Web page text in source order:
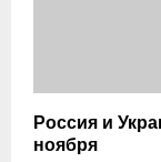
Россия и
ноября